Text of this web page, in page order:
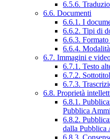
6.5.6.
6.6. Documenti
6.6.1. I
6.6.2. Tipi di
6.6.3.
6.6.4.
6.7. Immagini e
6.7.1. Testo
6.7.2.
6.7.3.
6.8. Proprietà
6.8.1.
Pubblica
6.8.2.
dalla Pubblica
6.8.3.